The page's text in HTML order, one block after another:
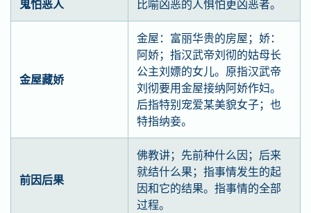
鬼怕恶人 比喻凶恶的人惧怕更凶恶者。
金屋藏娇
金屋：富丽华贵的房屋；娇：
阿娇；指汉武帝刘彻的姑母长
公主刘嫖的女儿。原指汉武帝
刘彻要用金屋接纳阿娇作妇。
后指特别宠爱某美貌女子；也
特指纳妾。
前因后果
佛教讲；先前种什么因；后来
就结什么果；指事情发生的起
因和它的结果。指事情的全部
过程。